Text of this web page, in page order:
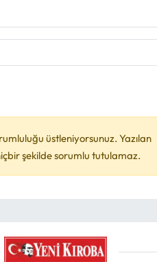
üstleniyorsunuz. Yazılan
şekilde sorumlu tutulamaz.